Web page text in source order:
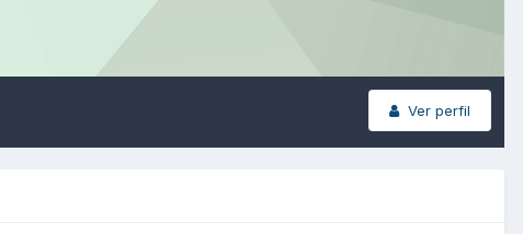
Ver perfil